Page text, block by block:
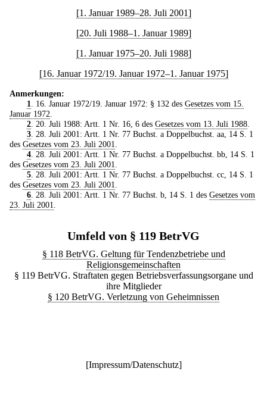
[1. Januar 1989–28. Juli 2001]
[20. Juli 1988–1. Januar 1989]
[1. Januar 1975–20. Juli 1988]
[16. Januar 1972/19. Januar 1972–1. Januar 1975]
Anmerkungen:
1. 16. Januar 1972/19. Januar 1972: § 132 des Gesetzes vom 15.
Januar 1972.
2. 20. Juli 1988: Artt. 1 Nr. 16, 6 des Gesetzes vom 13. Juli 1988.
3. 28. Juli 2001: Artt. 1 Nr. 77 Buchst. a Doppelbuchst. aa, 14 S. 1
des Gesetzes vom 23. Juli 2001.
4. 28. Juli 2001: Artt. 1 Nr. 77 Buchst. a Doppelbuchst. bb, 14 S. 1
des Gesetzes vom 23. Juli 2001.
5. 28. Juli 2001: Artt. 1 Nr. 77 Buchst. a Doppelbuchst. cc, 14 S. 1
des Gesetzes vom 23. Juli 2001.
6. 28. Juli 2001: Artt. 1 Nr. 77 Buchst. b, 14 S. 1 des Gesetzes vom
23. Juli 2001.
Umfeld von § 119 BetrVG
§ 118 BetrVG. Geltung für Tendenzbetriebe und
Religionsgemeinschaften
§ 119 BetrVG. Straftaten gegen Betriebsverfassungsorgane und
ihre Mitglieder
§ 120 BetrVG. Verletzung von Geheimnissen
[Impressum/Datenschutz]